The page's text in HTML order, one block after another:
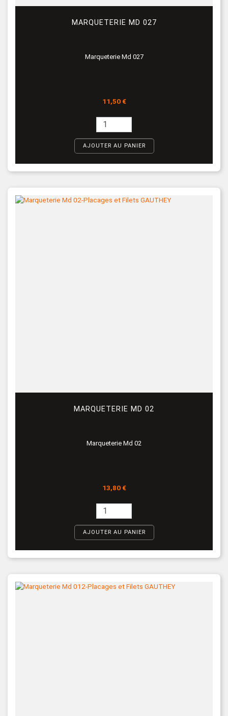
MARQUETERIE MD 027
Marqueterie Md 027
Prix
11,50 €
AJOUTER AU PANIER
MARQUETERIE MD 02
Marqueterie Md 02
Prix
13,80 €
AJOUTER AU PANIER